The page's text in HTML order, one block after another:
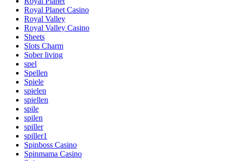
Royal Planet Casino
Royal Valley
Royal Valley Casino
Sheets
Slots Charm
Sober living
spel
Spellen
Spiele
spielen
spiellen
spile
spilen
spiller
spiller1
Spinboss Casino
Spinmama Casino